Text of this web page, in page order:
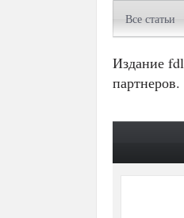
Все статьи
Издание
партнеров.